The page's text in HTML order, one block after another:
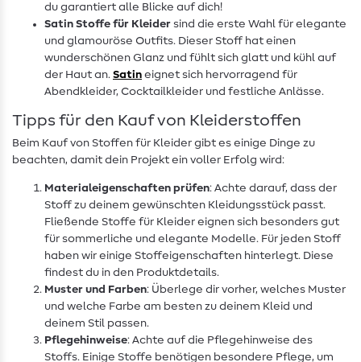
du garantiert alle Blicke auf dich!
Satin Stoffe für Kleider sind die erste Wahl für elegante
und glamouröse Outfits. Dieser Stoff hat einen
wunderschönen Glanz und fühlt sich glatt und kühl auf
der Haut an. Satin eignet sich hervorragend für
Abendkleider, Cocktailkleider und festliche Anlässe.
Tipps für den Kauf von Kleiderstoffen
Beim Kauf von Stoffen für Kleider gibt es einige Dinge zu
beachten, damit dein Projekt ein voller Erfolg wird:
Materialeigenschaften prüfen: Achte darauf, dass der
Stoff zu deinem gewünschten Kleidungsstück passt.
Fließende Stoffe für Kleider eignen sich besonders gut
für sommerliche und elegante Modelle. Für jeden Stoff
haben wir einige Stoffeigenschaften hinterlegt. Diese
findest du in den Produktdetails.
Muster und Farben: Überlege dir vorher, welches Muster
und welche Farbe am besten zu deinem Kleid und
deinem Stil passen.
Pflegehinweise: Achte auf die Pflegehinweise des
Stoffs. Einige Stoffe benötigen besondere Pflege, um